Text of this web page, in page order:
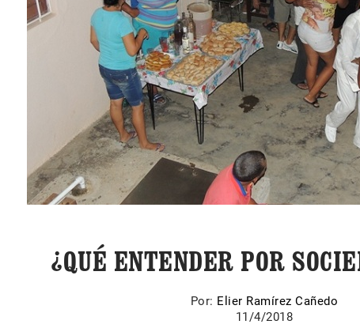
¿QUÉ ENTENDER POR
Por: Elier Ramírez Cañedo
11/4/2018